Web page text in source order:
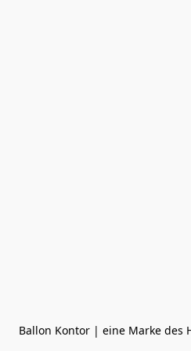
Ballon Kontor | eine Marke des